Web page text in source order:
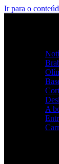
Ir para o
A